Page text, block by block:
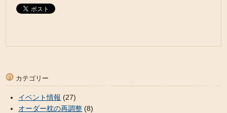
カテゴリー
イベント情報 (27)
オーダー枕の再調整 (8)